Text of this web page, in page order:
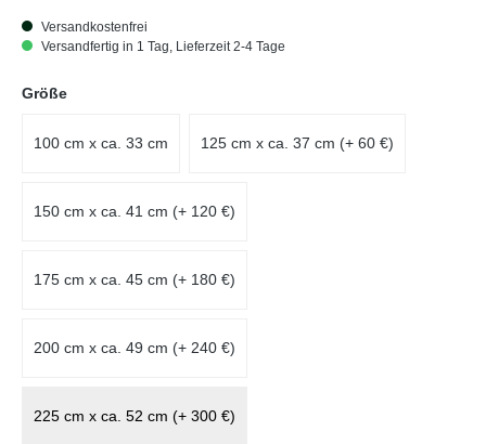
Versandkostenfrei
Versandfertig in 1 Tag, Lieferzeit 2-4 Tage
Größeauswählen
100 cm x ca. 33 cm 125 cm x ca. 37 cm (+ 60 €)
150 cm x ca. 41 cm (+ 120 €)
175 cm x ca. 45 cm (+ 180 €)
200 cm x ca. 49 cm (+ 240 €)
225 cm x ca. 52 cm (+ 300 €)